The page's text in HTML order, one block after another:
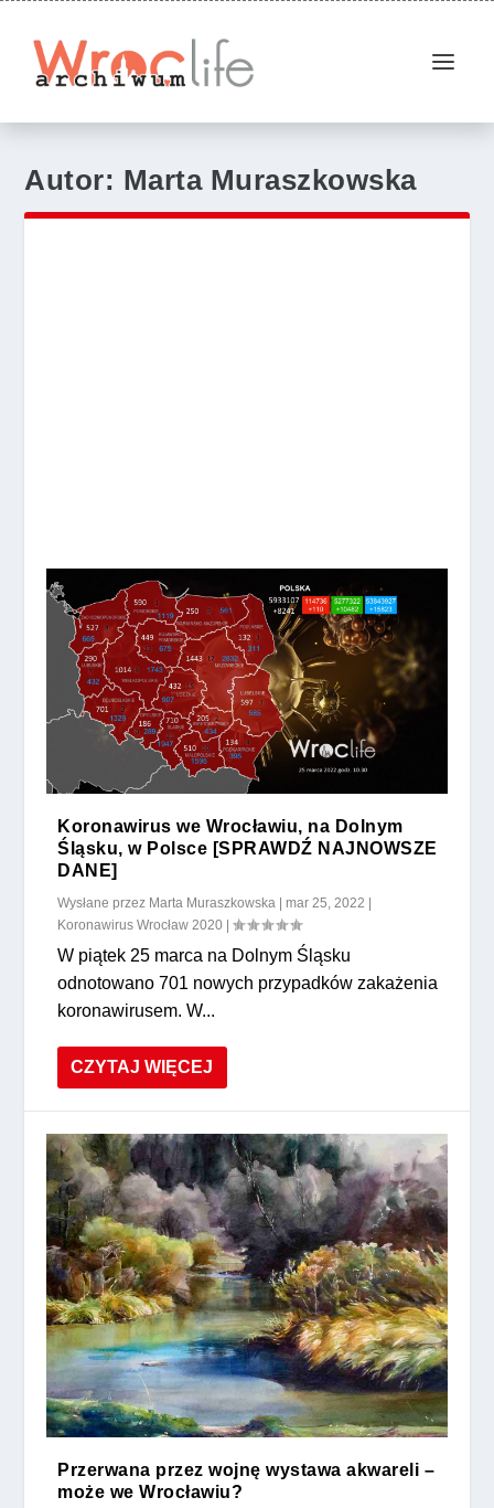
Autor: Marta Muraszkowska
Koronawirus we Wrocławiu, na Dolnym
Śląsku, w Polsce [SPRAWDŹ NAJNOWSZE
DANE]
Wysłane przez Marta Muraszkowska |mar 25, 2022
Koronawirus Wrocław 2020 |
W piątek 25 marca na Dolnym Śląsku
odnotowano 701 nowych przypadków zakażenia
koronawirusem. W...
CZYTAJ WIĘCEJ
Przerwana przez wojnę wystawa akwareli –
może we Wrocławiu?